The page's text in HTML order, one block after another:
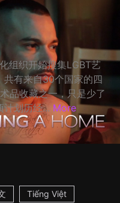
组织开始搜集LGBT艺
共有来自30个国家的四
品收藏之一，只是少了
计划历经... More
Tiếng Việt